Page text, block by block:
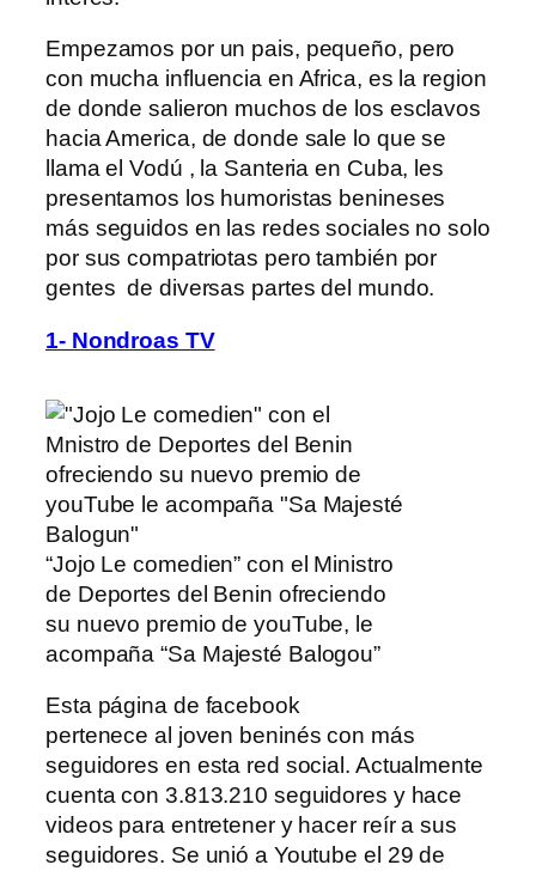
Empezamos por un pais, pequeño, pero
con mucha influencia en Africa, es la region
de donde salieron muchos de los esclavos
hacia America, de donde sale lo que se
llama el Vodú , la Santeria en Cuba, les
presentamos los humoristas benineses
más seguidos en las redes sociales no solo
por sus compatriotas pero también por
gentes de diversas partes del mundo.
1- Nondroas TV
“Jojo Le comedien” con el Ministro
de Deportes del Benin ofreciendo
su nuevo premio de youTube, le
acompaña “Sa Majesté Balogou”
Esta página de facebook
pertenece al joven beninés con más
seguidores en esta red social. Actualmente
cuenta con 3.813.210 seguidores y hace
videos para entretener y hacer reír a sus
seguidores. Se unió a Youtube el 29 de